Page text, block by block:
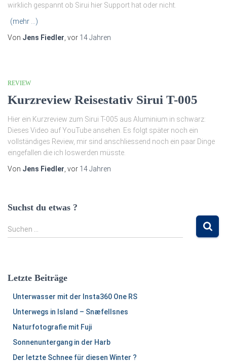
wirklich gespannt ob Sirui hier Support hat oder nicht.
(mehr …)
Von Jens Fiedler , vor 14 Jahren
REVIEW
Kurzreview Reisestativ Sirui T-005
Hier ein Kurzreview zum Sirui T-005 aus Aluminium in schwarz:
Dieses Video auf YouTube ansehen. Es folgt später noch ein
vollständiges Review, mir sind anschliessend noch ein paar Dinge
eingefallen die ich loswerden müsste.
Von Jens Fiedler , vor 14 Jahren
Suchst du etwas ?
S
u
n
Suchen …
Letzte Beiträge
Unterwasser mit der Insta360 One RS
Unterwegs in Island – Snæfellsnes
Naturfotografie mit Fuji
Sonnenuntergang in der Harb
Der letzte Schnee für diesen Winter ?